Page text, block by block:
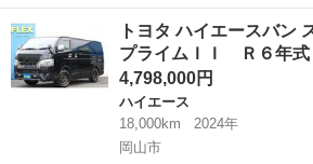
名： トヨタ ■ 車種名： ハイエースワゴ
ーパーカスタム ツートンカラー １オーナ
正１４ＡＷ...
岡山 ハイエース
トヨタ ハイエースバン
プライムＩＩ Ｒ６年
4,798,000円
ハイエース
18,000km
2024年
岡山市